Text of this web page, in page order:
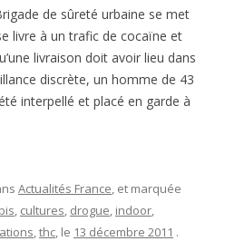
de sûreté urbaine se met
livre à un trafic de cocaïne et
livraison doit avoir lieu dans
discrète, un homme de 43
interpellé et placé en garde à
Actualités France, et marquée
, cultures, drogue, indoor,
,thc, le 13 décembre 2011 .